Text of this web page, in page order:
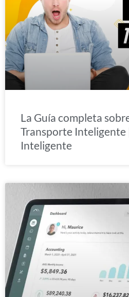
La Guía completa
Transporte Inteligente
Inteligente